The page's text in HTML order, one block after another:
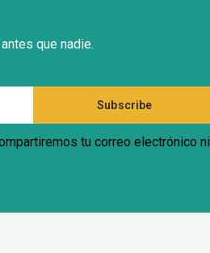
que nadie.
tu correo electrónico ni